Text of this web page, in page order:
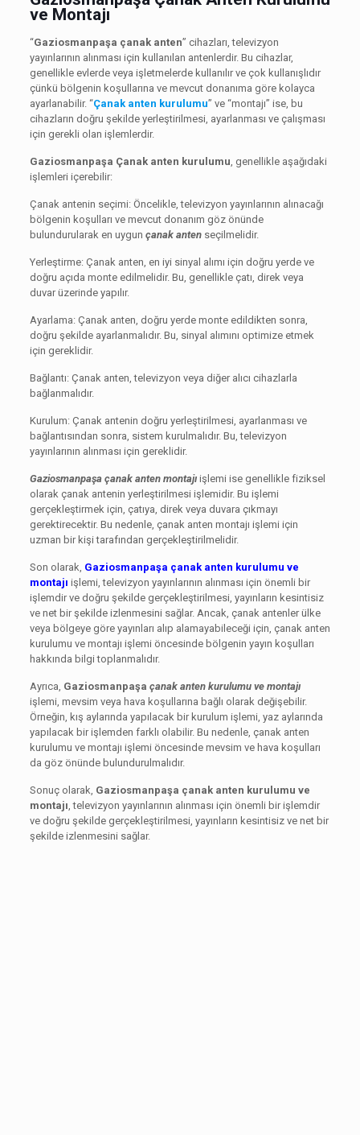
ve Montajı
“Gaziosmanpaşa çanak anten” cihazları, televizyon
yayınlarının alınması için kullanılan antenlerdir. Bu cihazlar,
genellikle evlerde veya işletmelerde kullanılır ve çok kullanışlıdır
çünkü bölgenin koşullarına ve mevcut donanıma göre kolayca
ayarlanabilir. “Çanak anten kurulumu” ve “montajı” ise, bu
cihazların doğru şekilde yerleştirilmesi, ayarlanması ve çalışması
için gerekli olan işlemlerdir.
Gaziosmanpaşa Çanak anten kurulumu, genellikle aşağıdaki
işlemleri içerebilir:
Çanak antenin seçimi: Öncelikle, televizyon yayınlarının alınacağı
bölgenin koşulları ve mevcut donanım göz önünde
bulundurularak en uygun çanak antenseçilmelidir.
Yerleştirme: Çanak anten, en iyi sinyal alımı için doğru yerde ve
doğru açıda monte edilmelidir. Bu, genellikle çatı, direk veya
duvar üzerinde yapılır.
Ayarlama: Çanak anten, doğru yerde monte edildikten sonra,
doğru şekilde ayarlanmalıdır. Bu, sinyal alımını optimize etmek
için gereklidir.
Bağlantı: Çanak anten, televizyon veya diğer alıcı cihazlarla
bağlanmalıdır.
Kurulum: Çanak antenin doğru yerleştirilmesi, ayarlanması ve
bağlantısından sonra, sistem kurulmalıdır. Bu, televizyon
yayınlarının alınması için gereklidir.
Gaziosmanpaşa çanak anten montajıişlemi ise genellikle fiziksel
olarak çanak antenin yerleştirilmesi işlemidir. Bu işlemi
gerçekleştirmek için, çatıya, direk veya duvara çıkmayı
gerektirecektir. Bu nedenle, çanak anten montajı işlemi için
uzman bir kişi tarafından gerçekleştirilmelidir.
Son olarak, Gaziosmanpaşa çanak anten kurulumu ve
montajı işlemi, televizyon yayınlarının alınması için önemli bir
işlemdir ve doğru şekilde gerçekleştirilmesi, yayınların kesintisiz
ve net bir şekilde izlenmesini sağlar. Ancak, çanak antenler ülke
veya bölgeye göre yayınları alıp alamayabileceği için, çanak anten
kurulumu ve montajı işlemi öncesinde bölgenin yayın koşulları
hakkında bilgi toplanmalıdır.
Ayrıca, Gaziosmanpaşa çanak anten kurulumu ve montajı
işlemi, mevsim veya hava koşullarına bağlı olarak değişebilir.
Örneğin, kış aylarında yapılacak bir kurulum işlemi, yaz aylarında
yapılacak bir işlemden farklı olabilir. Bu nedenle, çanak anten
kurulumu ve montajı işlemi öncesinde mevsim ve hava koşulları
da göz önünde bulundurulmalıdır.
Sonuç olarak, Gaziosmanpaşa çanak anten kurulumu ve
montajı, televizyon yayınlarının alınması için önemli bir işlemdir
ve doğru şekilde gerçekleştirilmesi, yayınların kesintisiz ve net bir
şekilde izlenmesini sağlar.